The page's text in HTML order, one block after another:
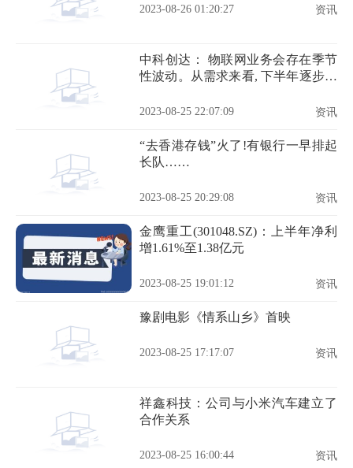
2023-08-26 01:20:27 资讯
中科创达： 物联网业务会存在季节
性波动。从需求来看, 下半年逐步恢
2023-08-25 22:07:09 资讯
“去香港存钱”火了!有银行一早排起
长队……
2023-08-25 20:29:08 资讯
金鹰重工(301048.SZ)：上半年净利
增1.61%至1.38亿元
2023-08-25 19:01:12 资讯
豫剧电影《情系山乡》首映
2023-08-25 17:17:07 资讯
祥鑫科技：公司与小米汽车建立了
合作关系
2023-08-25 16:00:44 资讯